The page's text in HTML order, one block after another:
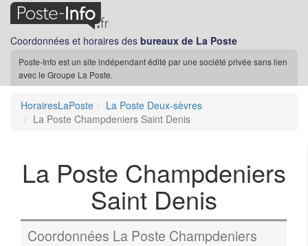
Coordonnées et horaires des bureaux de La Poste
Poste-Info est un site indépendant édité par une société privée sans lien
avec le Groupe La Poste.
HorairesLaPoste
La Poste Deux-sèvres
La Poste Champdeniers Saint Denis
La Poste Champdeniers
Saint Denis
Coordonnées La Poste Champdeniers